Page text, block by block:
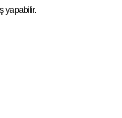
yapabilir.